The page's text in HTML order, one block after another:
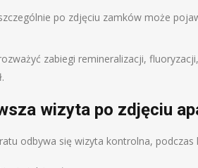
po zdjęciu zamków może
zabiegi remineralizacji,
wizyta po zdjęciu
odbywa się wizyta kontrolna, podczas